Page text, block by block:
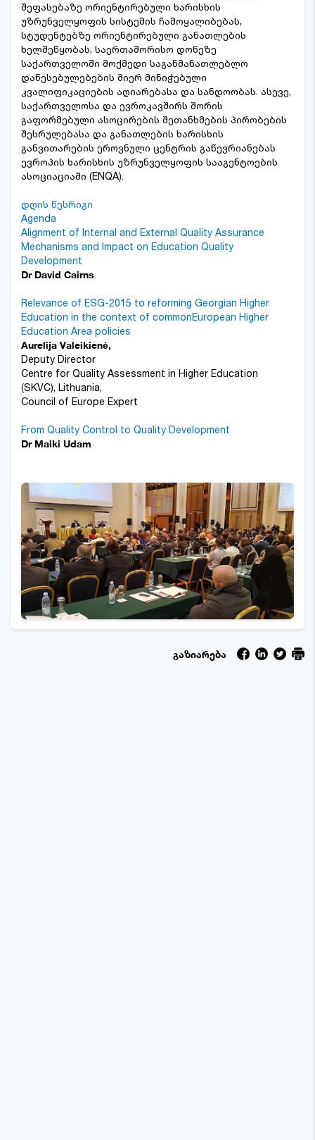
შეფასებაზე ორიენტირებული ხარისხის
უზრუნველყოფის სისტემის ჩამოყალიბებას,
სტუდენტებზე ორიენტირებული განათლების
ხელშეწყობას, საერთაშორისო დონეზე
საქართველოში მოქმედი საგანმანათლებლო
დაწესებულებების მიერ მინიჭებული
კვალიფიკაციების აღიარებასა და სანდოობას. ასევე,
საქართველოსა და ევროკავშირს შორის
გაფორმებული ასოცირების შეთანხმების პირობების
შესრულებასა და განათლების ხარისხის
განვითარების ეროვნული ცენტრის გაწევრიანებას
ევროპის ხარისხის უზრუნველყოფის სააგენტოების
ასოციაციაში (ENQA).
დღის წესრიგი
Agenda
Alignment of Internal and External Quality Assurance
Mechanisms and Impact on Education Quality
Development
Dr David Cairns
Relevance of ESG-2015 to reforming Georgian Higher
Education in the context of commonEuropean Higher
Education Area policies
Aurelija Valeikienė,
Deputy Director
Centre for Quality Assessment in Higher Education
(SKVC), Lithuania,
Council of Europe Expert
From Quality Control to Quality Development
Dr Maiki Udam
გაზიარება